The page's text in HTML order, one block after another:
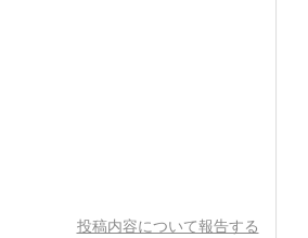
投稿内容について報告する